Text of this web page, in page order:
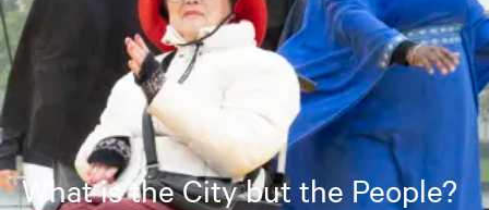
What is the City but the People?